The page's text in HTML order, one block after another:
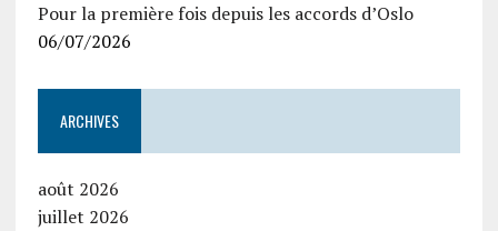
Pour la première fois depuis les accords d’Oslo
06/07/2026
ARCHIVES
août 2026
juillet 2026